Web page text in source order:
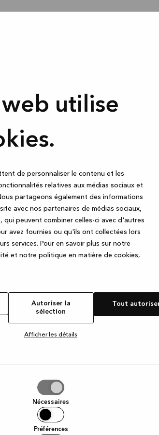
utilise
de personnaliser le contenu et les
relatives aux médias sociaux et
partageons également des informations
avec nos partenaires de médias sociaux,
qui peuvent combiner celles-ci avec d'autres
avez fournies ou qu'ils ont collectées lors
services. Pour en savoir plus sur notre
et notre politique en matière de cookies,
Autoriser la
sélection
Tout
Afficher les détails
Nécessaires
Préférences
while loading www.kvik.be (see the